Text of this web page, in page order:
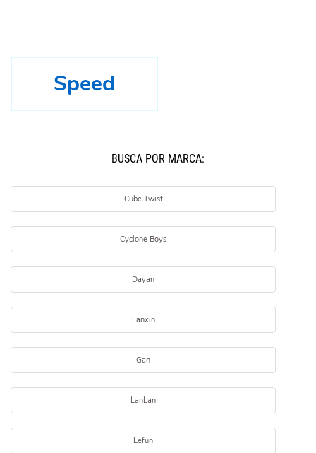
Speed
BUSCÁ POR MARCA:
Cube Twist
Cyclone Boys
Dayan
Fanxin
Gan
LanLan
Lefun